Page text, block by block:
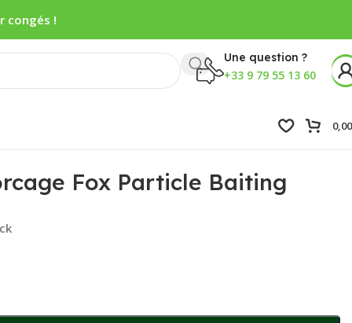
congés !
Une question ?
+33 9 79 55 13 60
Fox Particle Baiting